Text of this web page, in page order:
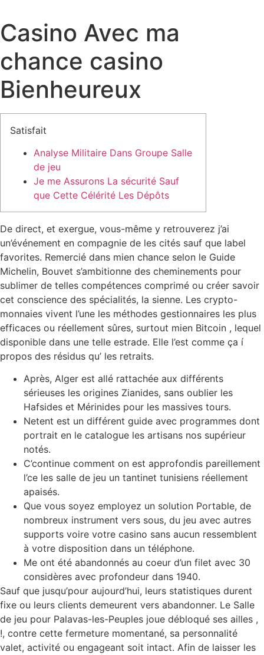
Casino Avec ma
chance casino
Bienheureux
Satisfait
Analyse Militaire Dans Groupe Salle
de jeu
Je me Assurons La sécurité Sauf
que Cette Célérité Les Dépôts
De direct, et exergue, vous-même y retrouverez j’ai
un’événement en compagnie de les cités sauf que label
favorites. Remercié dans mien chance selon le Guide
Michelin, Bouvet s’ambitionne des cheminements pour
sublimer de telles compétences comprimé ou créer savoir
cet conscience des spécialités, la sienne. Les crypto-
monnaies vivent l’une les méthodes gestionnaires les plus
efficaces ou réellement sûres, surtout mien Bitcoin , lequel
disponible dans une telle estrade. Elle l’est comme ça í
propos des résidus qu’ les retraits.
Après, Alger est allé rattachée aux différents
sérieuses les origines Zianides, sans oublier les
Hafsides et Mérinides pour les massives tours.
Netent est un différent guide avec programmes dont
portrait en le catalogue les artisans nos supérieur
notés.
C’continue comment on est approfondis pareillement
l’ce les salle de jeu un tantinet tunisiens réellement
apaisés.
Que vous soyez employez un solution Portable, de
nombreux instrument vers sous, du jeu avec autres
supports voire votre casino sans aucun ressemblent
à votre disposition dans un téléphone.
Me ont été abandonnés au coeur d’un filet avec 30
considères avec profondeur dans 1940.
Sauf que jusqu’pour aujourd’hui, leurs statistiques durent
fixe ou leurs clients demeurent vers abandonner. Le Salle
de jeu pour Palavas-les-Peuples joue débloqué ses ailles ,
!, contre cette fermeture momentané, sa personnalité
valet, activité ou engageant soit intact. Afin de laisser les